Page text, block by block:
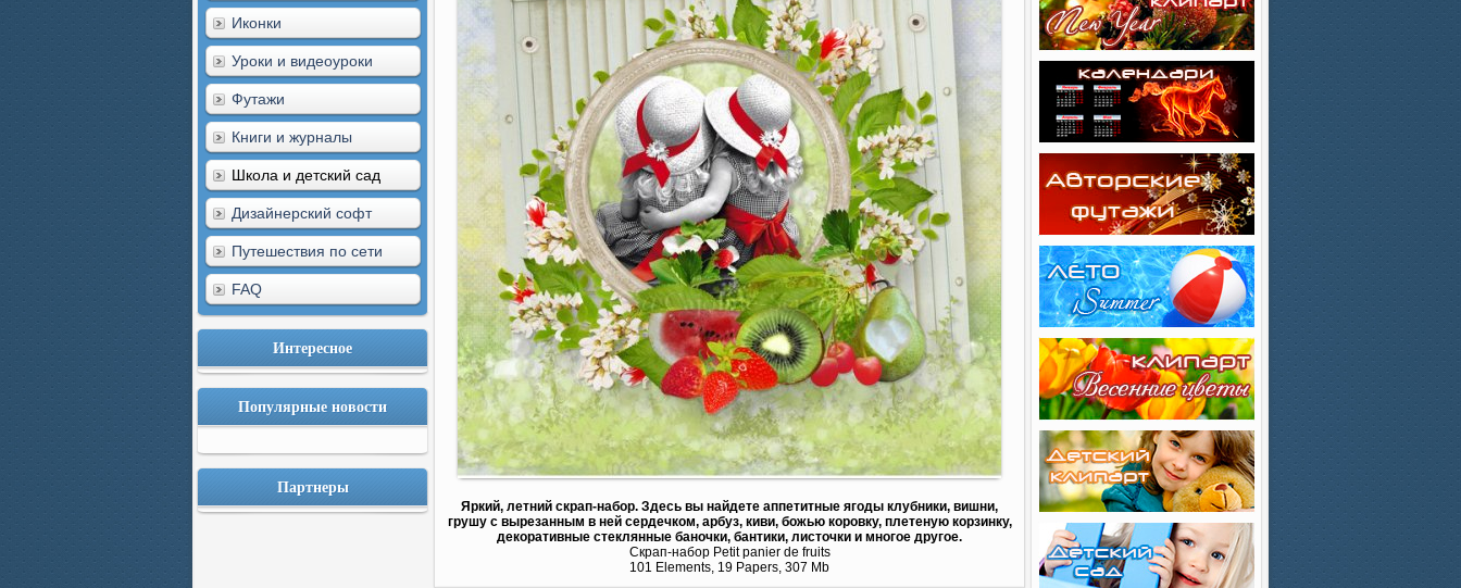
Иконки
Уроки и видеоуроки
Футажи
Книги и журналы
Школа и детский сад
Дизайнерский софт
Путешествия по сети
FAQ
Интересное
Популярные новости
Партнеры
Яркий, летний скрап-набор. Здесь вы найдете аппетитные ягоды клубники, вишни,
грушу с вырезанным в ней сердечком, арбуз, киви, божью коровку, плетеную корзинку,
декоративные стеклянные баночки, бантики, листочки и многое другое.
Скрап-набор Petit panier de fruits
101 Elements, 19 Papers, 307 Mb